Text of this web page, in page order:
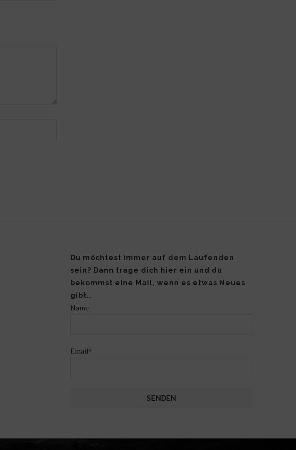
Du möchtest immer auf dem Laufenden
sein? Dann trage dich hier ein und du
bekommst eine Mail, wenn es etwas Neues
gibt..
Name
Email*